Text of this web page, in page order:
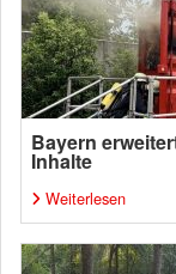
Bayern
Inhalte
Weiterlesen